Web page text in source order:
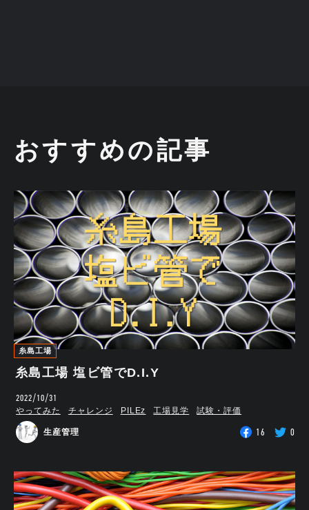
おすすめの記事
糸島工場
糸島工場 塩ビ管でD.I.Y
2022/10/31
やってみた チャレンジ PILEz 工場見学 試験・評価
生産管理 16 0